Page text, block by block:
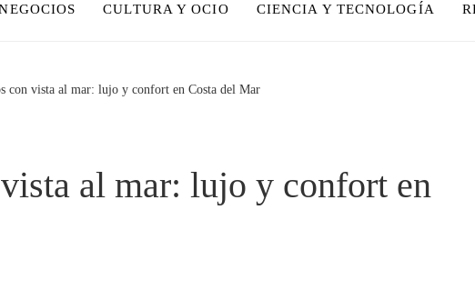
CULTURA Y OCIO CIENCIA Y TECNOLOGÍA
con vista al mar: lujo y confort en Costa del Mar
al mar: lujo y confort en